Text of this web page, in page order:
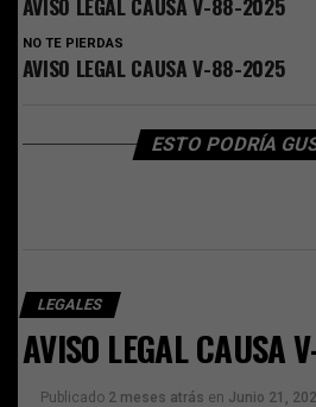
NO TE PIERDAS
AVISO LEGAL CAUSA V-88-2025
ESTO PODRÍA
LEGALES
AVISO LEGAL CAUSA
Publicado 2 meses atrás en Junio 21,